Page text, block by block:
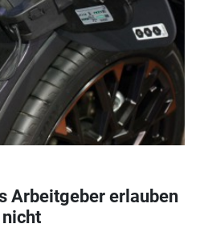
Arbeitgeber erlauben